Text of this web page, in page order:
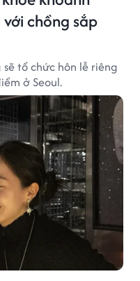
chồng sắp
sẽ tổ chức hôn lễ riêng
ở Seoul.